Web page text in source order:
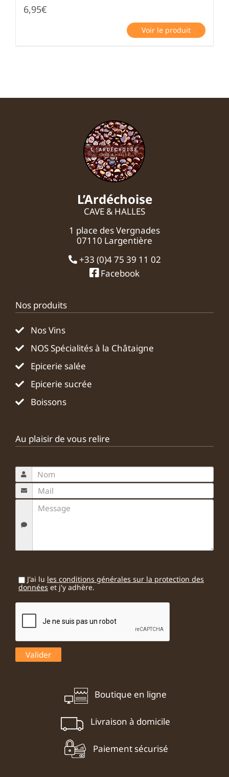
6,95€
Voir le produit
L’Ardéchoise
CAVE & HALLES
1 place des Vergnades
07110 Largentière
+33 (0)4 75 39 11 02
Facebook
Nos produits
Nos Vins
NOS Spécialités à la Châtaigne
Epicerie salée
Epicerie sucrée
Boissons
Au plaisir de vous relire
J'ai lu les conditions générales sur la protection des
données et j'y adhère.
Boutique en ligne
Livraison à domicile
Paiement sécurisé